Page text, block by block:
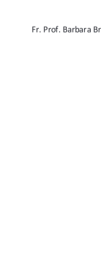
Fr. Prof. Barbara